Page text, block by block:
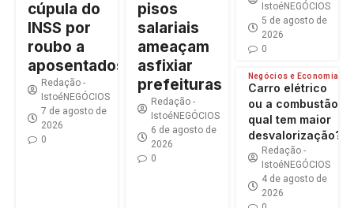
cúpula do
INSS por
roubo a
aposentados
Redação -
IstoéNEGÓCIOS
7 de agosto de
2026
0
pisos
salariais
ameaçam
asfixiar
prefeituras
Redação -
IstoéNEGÓCIOS
6 de agosto de
2026
0
IstoéNEGÓCIOS
5 de agosto de
2026
0
Negócios e Economia
Carro elétrico
ou a combustão:
qual tem maior
desvalorização?
Redação -
IstoéNEGÓCIOS
4 de agosto de
2026